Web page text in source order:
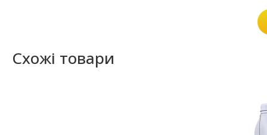
Схожі товари